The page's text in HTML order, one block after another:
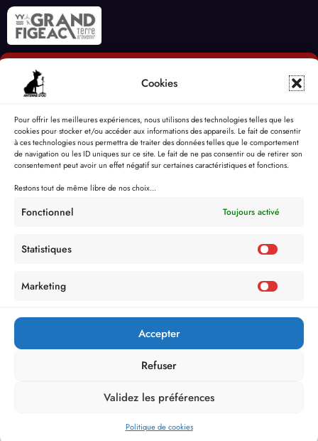
Cookies
Pour offrir les meilleures expériences, nous utilisons des technologies telles que les
cookies pour stocker et/ou accéder aux informations des appareils. Le fait de consentir
à ces technologies nous permettra de traiter des données telles que le comportement
de navigation ou les ID uniques sur ce site. Le fait de ne pas consentir ou de retirer son
consentement peut avoir un effet négatif sur certaines caractéristiques et fonctions.
Restons tout de même libre de nos choix...
Fonctionnel Toujours activé
Statistiques
Marketing
Accepter
Refuser
Validez les préférences
Politique de cookies